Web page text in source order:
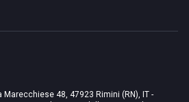
Marecchiese 48, 47923 Rimini (RN), IT -